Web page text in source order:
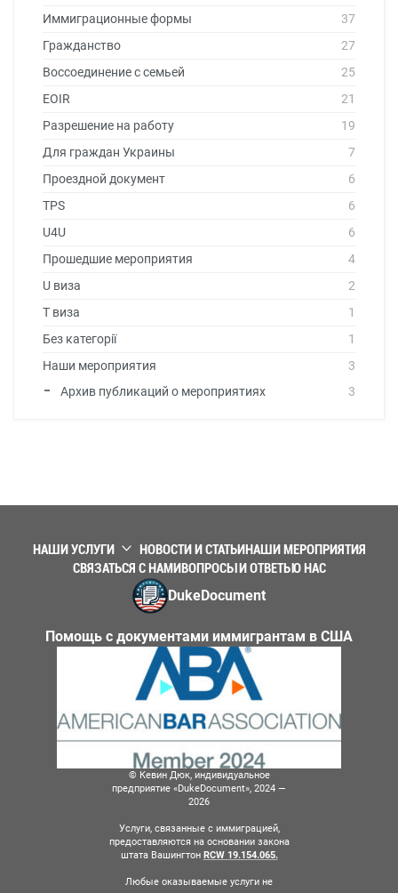
Иммиграционные формы
37
Гражданство
27
Воссоединение с семьей
25
EOIR
21
Разрешение на работу
19
Для граждан Украины
7
Проездной документ
6
TPS
6
U4U
6
Прошедшие мероприятия
4
U виза
2
T виза
1
Без категорії
1
Наши мероприятия
3
Архив публикаций о мероприятиях
3
НАШИ УСЛУГИ НОВОСТИ И СТАТЬИНАШИ МЕРОПРИЯТИЯ
СВЯЗАТЬСЯ С НАМИВОПРОСЫ И ОТВЕТЫО НАС
DukeDocument
Помощь с документами иммигрантам в США
© Кевин Дюк, индивидуальное
предприятие «DukeDocument», 2024 —
2026
Услуги, связанные с иммиграцией,
предоставляются на основании закона
штата Вашингтон RCW 19.154.065.
Любые оказываемые услуги не